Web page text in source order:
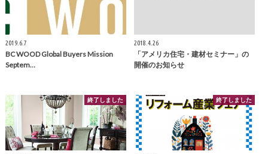
2019.6.7
BC WOOD Global Buyers Mission
Septem…
2018.4.26
「アメリカ住宅・建材セミナー」の
開催のお知らせ
終了しました 終了しました